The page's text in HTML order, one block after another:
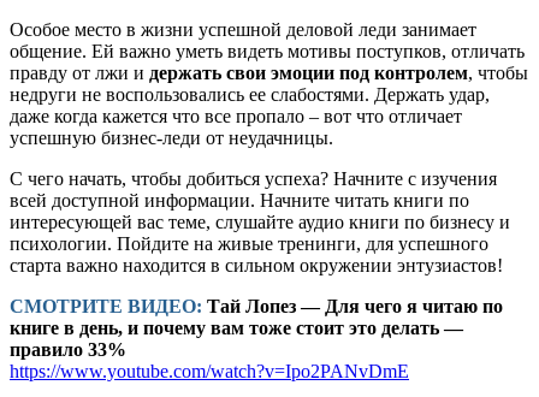
Особое место в жизни успешной деловой леди занимает
общение. Ей важно уметь видеть мотивы поступков, отличать
правду от лжи и держать свои эмоции под контролем, чтобы
недруги не воспользовались ее слабостями. Держать удар,
даже когда кажется что все пропало – вот что отличает
успешную бизнес-леди от неудачницы.
С чего начать, чтобы добиться успеха? Начните с изучения
всей доступной информации. Начните читать книги по
интересующей вас теме, слушайте аудио книги по бизнесу и
психологии. Пойдите на живые тренинги, для успешного
старта важно находится в сильном окружении энтузиастов!
СМОТРИТЕ ВИДЕО: Тай Лопез — Для чего я читаю по
книге в день, и почему вам тоже стоит это делать —
правило 33%
https://www.youtube.com/watch?v=Ipo2PANvDmE